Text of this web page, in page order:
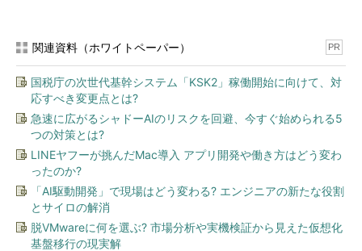
関連資料（ホワイトペーパー） PR
国税庁の次世代基幹システム「KSK2」稼働開始に向けて、対
応すべき変更点とは?
急速に広がるシャドーAIのリスクを回避、今すぐ始められる5
つの対策とは?
LINEヤフーが挑んだMac導入 アプリ開発や働き方はどう変わ
ったのか?
「AI駆動開発」で現場はどう変わる? エンジニアの新たな役割
とサイロの解消
脱VMwareに何を選ぶ? 市場分析や実機検証から見えた仮想化
基盤移行の現実解